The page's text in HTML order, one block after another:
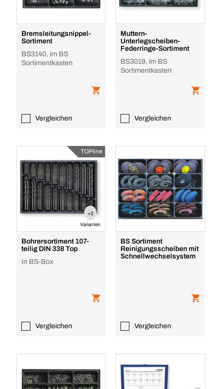
Bremsleitungsnippel-
Sortiment
BS3140, im BS
Sortimentkasten
Vergleichen
Muttern-
Unterlegscheiben-
Federringe-Sortiment
BS3019, im BS
Sortimentkasten
Vergleichen
TOPline
+2
Varianten
Bohrersortiment 107-
teilig DIN 338 Top
In BS-Box
Vergleichen
BS Sortiment
Reinigungsscheiben mit
Schnellwechselsystem
Vergleichen